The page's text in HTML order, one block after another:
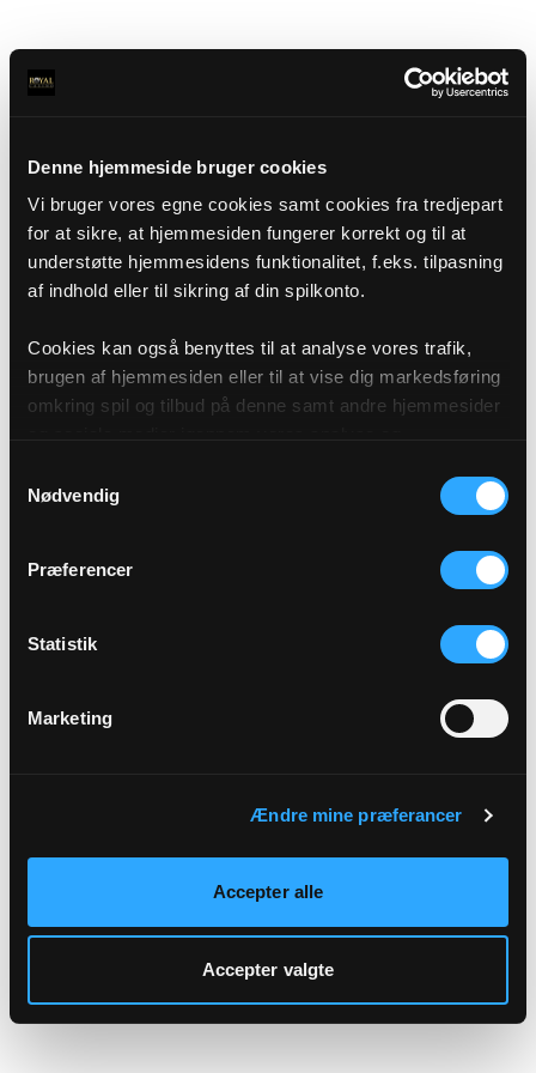
Denne hjemmeside bruger cookies
Vi bruger vores egne cookies samt cookies fra tredjepart
for at sikre, at hjemmesiden fungerer korrekt og til at
understøtte hjemmesidens funktionalitet, f.eks. tilpasning
af indhold eller til sikring af din spilkonto.
Cookies kan også benyttes til at analyse vores trafik,
brugen af hjemmesiden eller til at vise dig markedsføring
omkring spil og tilbud på denne samt andre hjemmesider
af cookies under "Detaljer" eller ved at klikke videre til
vores Cookiepolitik, som du finder i bunden af vores
Nødvendig
Præferencer
Statistik
Marketing
Ændre mine præferancer
Accepter alle
Accepter valgte